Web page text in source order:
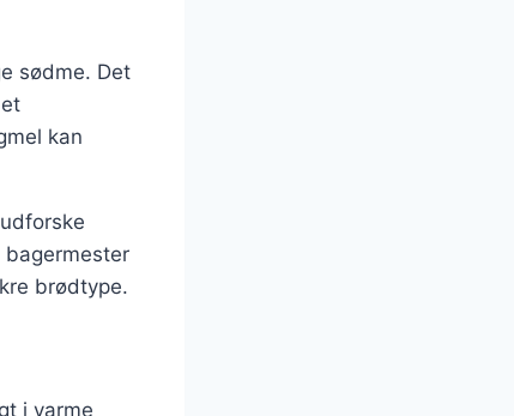
sødme. Det
kan
brødtype.
i varme